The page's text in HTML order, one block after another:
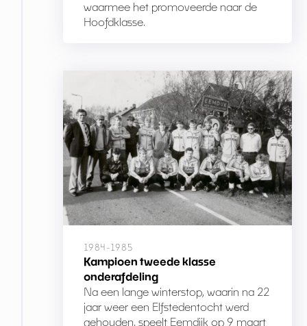
waarmee het promoveerde naar de
Hoofdklasse.
1984-1985
Kampioen tweede klasse
onderafdeling
Na een lange winterstop, waarin na 22
jaar weer een Elfstedentocht werd
gehouden, speelt Eemdijk op 9 maart